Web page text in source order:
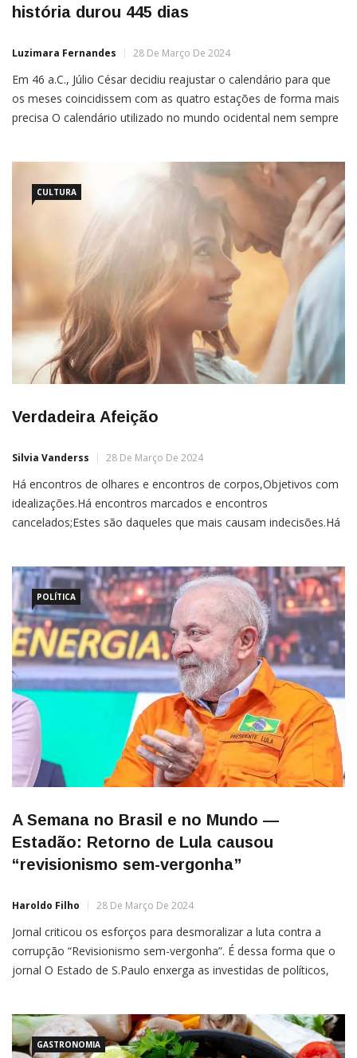
história durou 445 dias
Luzimara Fernandes 28 De Março De 2024
Em 46 a.C., Júlio César decidiu reajustar o calendário para que
os meses coincidissem com as quatro estações de forma mais
precisa O calendário utilizado no mundo ocidental nem sempre
CULTURA
Verdadeira Afeição
Silvia Vanderss 28 De Março De 2024
Há encontros de olhares e encontros de corpos,Objetivos com
idealizações.Há encontros marcados e encontros
cancelados;Estes são daqueles que mais causam indecisões.Há
carências e
POLÍTICA
A Semana no Brasil e no Mundo —
Estadão: Retorno de Lula causou
“revisionismo sem-vergonha”
Haroldo Filho 28 De Março De 2024
Jornal criticou os esforços para desmoralizar a luta contra a
corrupção “Revisionismo sem-vergonha”. É dessa forma que o
jornal O Estado de S.Paulo enxerga as investidas de políticos,
GASTRONOMIA